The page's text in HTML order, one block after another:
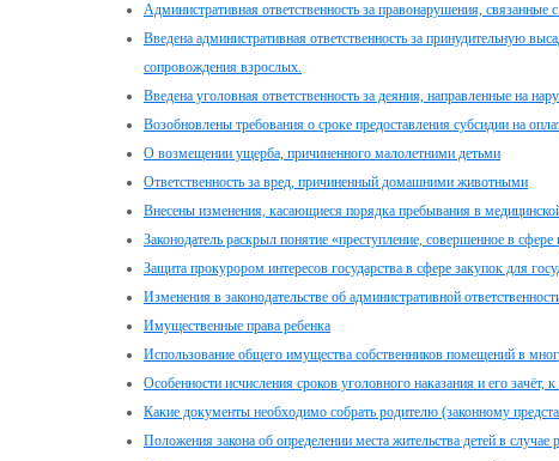
Административная ответственность за правонарушения, связанные
Введена административная ответственность за принудительную
сопровождения взрослых.
Введена уголовная ответственность за деяния, направленные на
Возобновлены требования о сроке предоставления субсидии на
О возмещении ущерба, причиненного малолетними детьми
Ответственность за вред, причиненный домашними животными
Внесены изменения, касающиеся порядка пребывания в
Законодатель раскрыл понятие «преступление, совершенное в сфере
Защита прокурором интересов государства в сфере закупок для
Изменения в законодательстве об административной
Имущественные права ребенка
Использование общего имущества собственников помещений в
Особенности исчисления сроков уголовного наказания и его
Какие документы необходимо собрать родителю (законному
Положения закона об определении места жительства детей в случае